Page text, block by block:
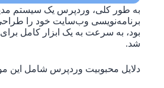
برنامه‌نویسی وب‌سایت خود را
بود، به سرعت به یک ابزار کامل
شد.
دلایل محبوبیت وردپرس شامل این